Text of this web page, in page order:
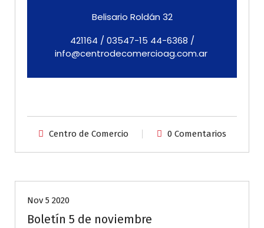
Belisario Roldán 32
421164 / 03547-15 44-6368 /
info@centrodecomercioag.com.ar
Centro de Comercio 0 Comentarios
Nov 5 2020
Boletín 5 de noviembre